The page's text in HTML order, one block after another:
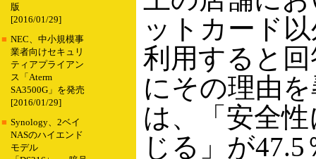
版
[2016/01/29]
■ NEC、中小規模事
業者向けセキュリ
ティアプライアン
ス「Aterm
SA3500G」を発売
[2016/01/29]
■ Synology、2ベイ
NASのハイエンド
モデル
ットカード
利用すると
にその理由
は、「安全
じる」が